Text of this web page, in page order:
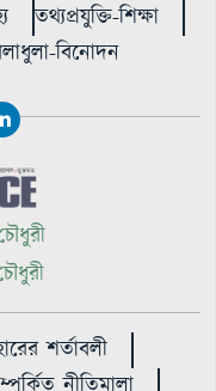
তথ্যপ্রযুক্তি-শিক্ষা
বিনোদন
শর্তাবলী